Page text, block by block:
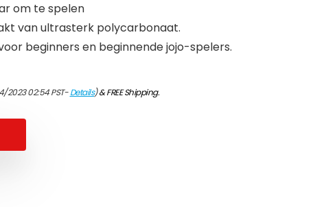
om te spelen
van ultrasterk polycarbonaat.
beginners en beginnende jojo-spelers.
02:54 PST-Details)&FREE Shipping.